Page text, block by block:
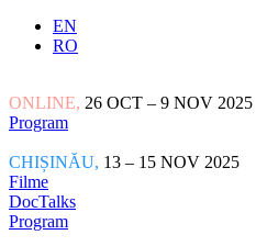
EN
RO
ONLINE, 26 OCT – 9 NOV 2025
Program
CHIȘINĂU, 13 – 15 NOV 2025
Filme
DocTalks
Program